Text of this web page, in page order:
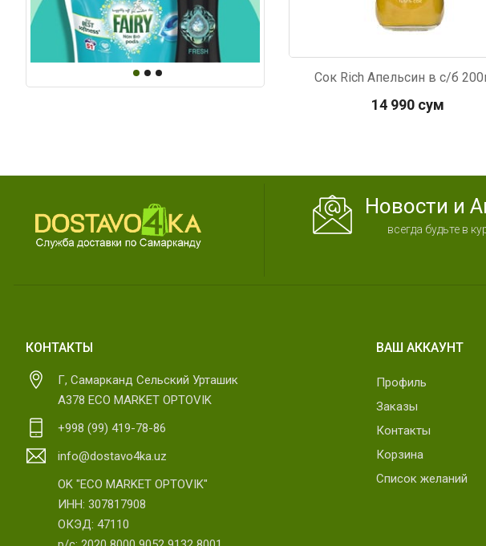
Сок Rich Апельсин в с/б
14 990 сум
Новости и
всегда будьте в
КОНТАКТЫ
Г, Самарканд Сельский Урташик
А378 ECO MARKET OPTOVIK
+998 (99) 419-78-86
info@dostavo4ka.uz
OK "ECO MARKET OPTOVIK"
ИНН: 307817908
ОКЭД: 47110
ВАШ АККАУНТ
Профиль
Заказы
Контакты
Корзина
Список желаний